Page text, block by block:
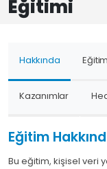
Eğitimi
Hakkında
Kazanımlar
Eğitim
Bu eğitim, kişisel veri